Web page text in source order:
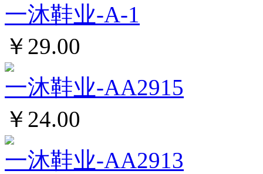
一沐鞋业-A-1
￥29.00
一沐鞋业-AA2915
￥24.00
一沐鞋业-AA2913